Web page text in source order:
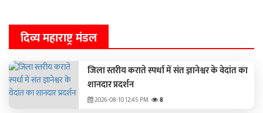
दिव्य महाराष्ट्र मंडल
जिला स्तरीय कराते स्पर्धा में संत ज्ञानेश्वर के वेदांत का
शानदार प्रदर्शन
2026-08-10 12:45 PM 8